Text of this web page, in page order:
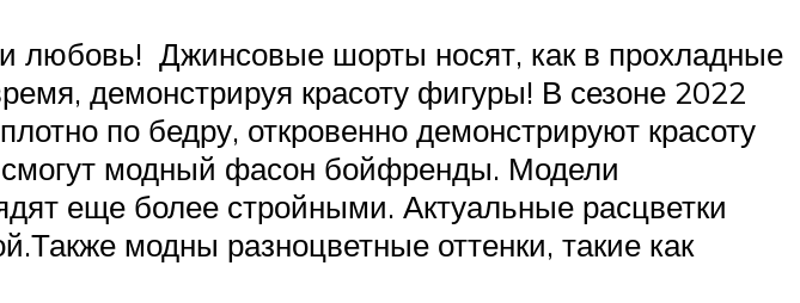
любовь! Джинсовые шорты носят, как в прохладные
демонстрируя красоту фигуры! В сезоне 2022
по бедру, откровенно демонстрируют красоту
смогут модный фасон бойфренды. Модели
еще более стройными. Актуальные расцветки
модны разноцветные оттенки, такие как